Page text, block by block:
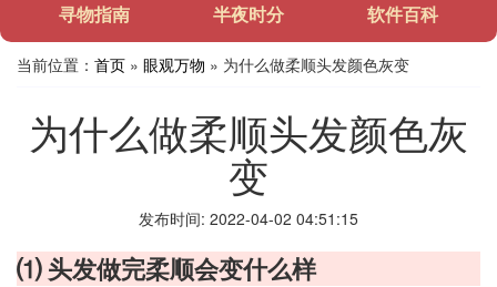
寻物指南 半夜时分 软件百科
当前位置： 首页 » 眼观万物 » 为什么做柔顺头发颜色灰变
为什么做柔顺头发颜色灰
变
发布时间: 2022-04-02 04:51:15
⑴ 头发做完柔顺会变什么样